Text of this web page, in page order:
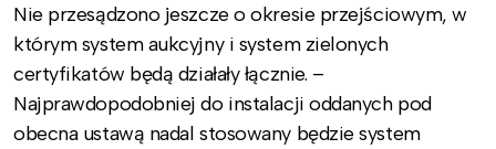
Nie przesądzono jeszcze o okresie przejściowym, w
którym system aukcyjny i system zielonych
certyfikatów będą działały łącznie. –
Najprawdopodobniej do instalacji oddanych pod
obecna ustawą nadal stosowany będzie system